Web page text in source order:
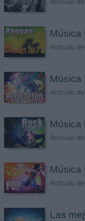
Música
Artículo
Música
Artículo
Música
Artículo
Música
Artículo
Las